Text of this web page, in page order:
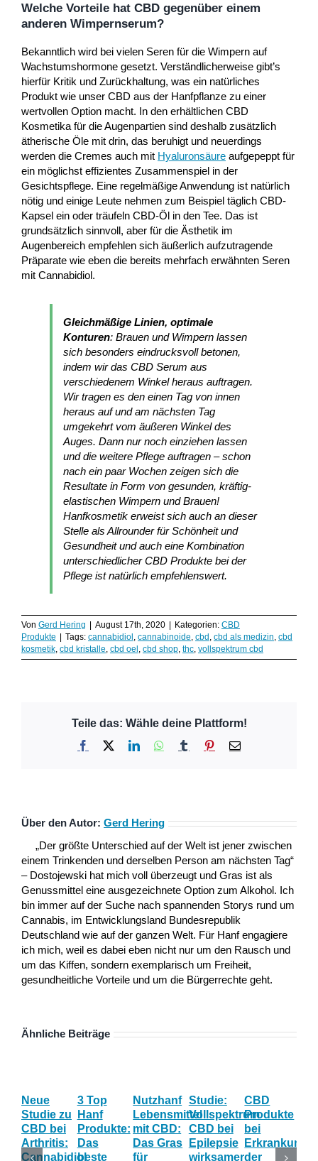
Welche Vorteile hat CBD gegenüber einem
anderen Wimpernserum?
Bekanntlich wird bei vielen Seren für die Wimpern auf
Wachstumshormone gesetzt. Verständlicherweise gibt’s
hierfür Kritik und Zurückhaltung, was ein natürliches
Produkt wie unser CBD aus der Hanfpflanze zu einer
wertvollen Option macht. In den erhältlichen CBD
Kosmetika für die Augenpartien sind deshalb zusätzlich
ätherische Öle mit drin, das beruhigt und neuerdings
werden die Cremes auch mit Hyaluronsäure aufgepeppt für
ein möglichst effizientes Zusammenspiel in der
Gesichtspflege. Eine regelmäßige Anwendung ist natürlich
nötig und einige Leute nehmen zum Beispiel täglich CBD-
Kapsel ein oder träufeln CBD-Öl in den Tee. Das ist
grundsätzlich sinnvoll, aber für die Ästhetik im
Augenbereich empfehlen sich äußerlich aufzutragende
Präparate wie eben die bereits mehrfach erwähnten Seren
mit Cannabidiol.
Gleichmäßige Linien, optimale
Konturen: Brauen und Wimpern lassen
sich besonders eindrucksvoll betonen,
indem wir das CBD Serum aus
verschiedenem Winkel heraus auftragen.
Wir tragen es den einen Tag von innen
heraus auf und am nächsten Tag
umgekehrt vom äußeren Winkel des
Auges. Dann nur noch einziehen lassen
und die weitere Pflege auftragen – schon
nach ein paar Wochen zeigen sich die
Resultate in Form von gesunden, kräftig-
elastischen Wimpern und Brauen!
Hanfkosmetik erweist sich auch an dieser
Stelle als Allrounder für Schönheit und
Gesundheit und auch eine Kombination
unterschiedlicher CBD Produkte bei der
Pflege ist natürlich empfehlenswert.
Von Gerd Hering | August 17th, 2020 | Kategorien: CBD
Produkte | Tags: cannabidiol, cannabinoide, cbd, cbd als medizin, cbd
kosmetik, cbd kristalle, cbd oel, cbd shop, thc, vollspektrum cbd
Teile das: Wähle deine Plattform!
Facebook LinkedInWhatsApp
Tumblr Pinterest
E-
Über den Autor: Gerd Hering
„Der größte Unterschied auf der Welt ist jener zwischen
einem Trinkenden und derselben Person am nächsten Tag“
– Dostojewski hat mich voll überzeugt und Gras ist als
Genussmittel eine ausgezeichnete Option zum Alkohol. Ich
bin immer auf der Suche nach spannenden Storys rund um
Cannabis, im Entwicklungsland Bundesrepublik
Deutschland wie auf der ganzen Welt. Für Hanf engagiere
ich mich, weil es dabei eben nicht nur um den Rausch und
um das Kiffen, sondern exemplarisch um Freiheit,
gesundheitliche Vorteile und um die Bürgerrechte geht.
Ähnliche Beiträge
Neue
Studie zu
CBD bei
Arthritis:
Cannabidiol
3 Top
Hanf
Produkte:
Das
beste
Nutzhanf
Lebensmittel
mit CBD:
Das Gras
für
Studie:
Vollspektrum
CBD bei
Epilepsie
wirksamer
CBD
Produkte
bei
der